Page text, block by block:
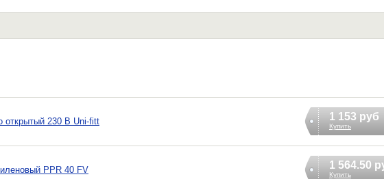
открытый 230 B Uni-fitt 1 153 руб
Купить
PPR 40 FV 1 564.50
Купить